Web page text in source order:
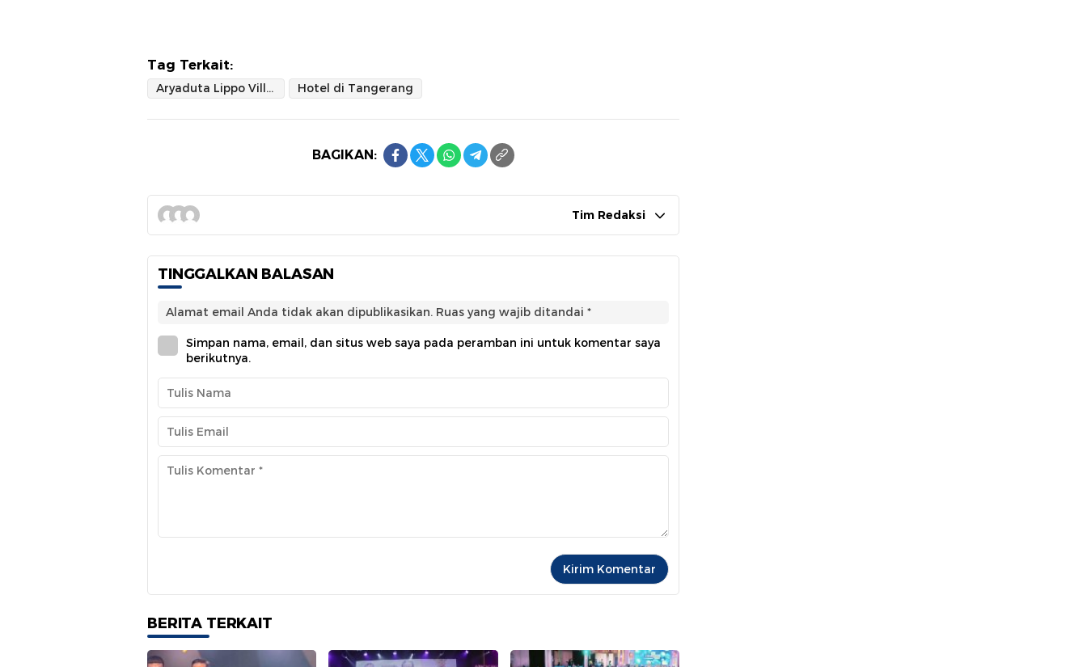
Tag Terkait:
Aryaduta Lippo Village Hotel di Tangerang
BAGIKAN:
Tim Redaksi
TINGGALKAN BALASAN
Alamat email Anda tidak akan dipublikasikan. Ruas yang wajib ditandai *
Simpan nama, email, dan situs web saya pada peramban ini untuk komentar saya
berikutnya.
BERITA TERKAIT